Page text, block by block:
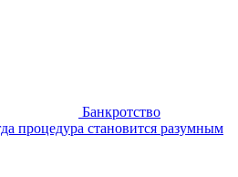
Банкротство
процедура становится разумным